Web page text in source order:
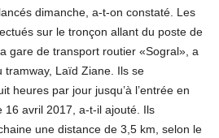
dimanche, a-t-on constaté. Les
sur le tronçon allant du poste de
gare de transport routier «Sogral», a
tramway, Laïd Ziane. Ils se
heures par jour jusqu’à l’entrée en
16 avril 2017, a-t-il ajouté. Ils
une distance de 3,5 km, selon le